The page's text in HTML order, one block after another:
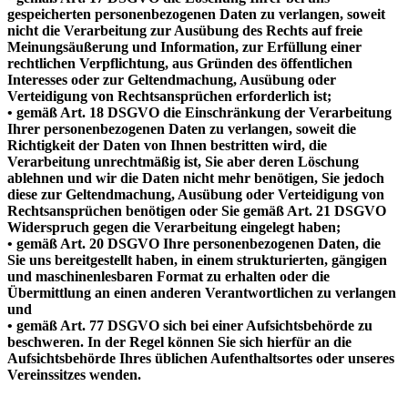
gespeicherten personenbezogenen Daten zu verlangen, soweit
nicht die Verarbeitung zur Ausübung des Rechts auf freie
Meinungsäußerung und Information, zur Erfüllung einer
rechtlichen Verpflichtung, aus Gründen des öffentlichen
Interesses oder zur Geltendmachung, Ausübung oder
Verteidigung von Rechtsansprüchen erforderlich ist;
• gemäß Art. 18 DSGVO die Einschränkung der Verarbeitung
Ihrer personenbezogenen Daten zu verlangen, soweit die
Richtigkeit der Daten von Ihnen bestritten wird, die
Verarbeitung unrechtmäßig ist, Sie aber deren Löschung
ablehnen und wir die Daten nicht mehr benötigen, Sie jedoch
diese zur Geltendmachung, Ausübung oder Verteidigung von
Rechtsansprüchen benötigen oder Sie gemäß Art. 21 DSGVO
Widerspruch gegen die Verarbeitung eingelegt haben;
• gemäß Art. 20 DSGVO Ihre personenbezogenen Daten, die
Sie uns bereitgestellt haben, in einem strukturierten, gängigen
und maschinenlesbaren Format zu erhalten oder die
Übermittlung an einen anderen Verantwortlichen zu verlangen
und
• gemäß Art. 77 DSGVO sich bei einer Aufsichtsbehörde zu
beschweren. In der Regel können Sie sich hierfür an die
Aufsichtsbehörde Ihres üblichen Aufenthaltsortes oder unseres
Vereinssitzes wenden.